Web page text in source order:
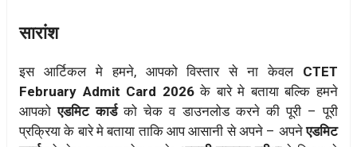
सारांश
इस आर्टिकल मे हमने, आपको विस्तार से ना केवल CTET
February Admit Card 2026के बारे मे बताया बल्कि हमने
आपको एडमिट कार्डको चेक व डाउनलोड करने की पूरी – पूरी
प्रक्रिया के बारे मे बताया ताकि आप आसानी से अपने – अपनेएडमिट